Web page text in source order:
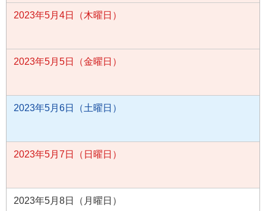
2023年5月4日（木曜日）
2023年5月5日（金曜日）
2023年5月6日（土曜日）
2023年5月7日（日曜日）
2023年5月8日（月曜日）